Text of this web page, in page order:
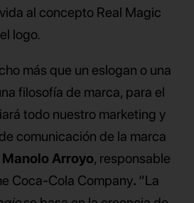
al concepto Real Magic
logo.
más que un eslogan o una
filosofía de marca, para el
todo nuestro marketing y
comunicación de la marca
Manolo Arroyo, responsable
Coca-Cola Company. “La